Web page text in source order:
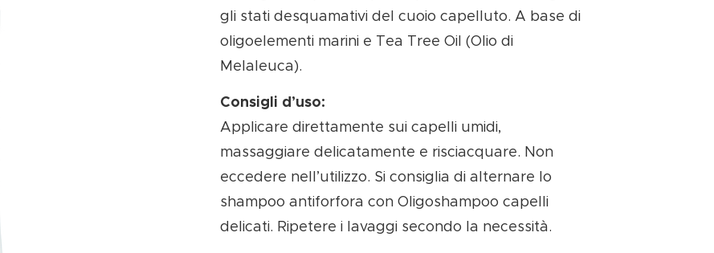
gli stati desquamativi del cuoio capelluto. A base di
oligoelementi marini e Tea Tree Oil (Olio di
Melaleuca).
Consigli d’uso:
Applicare direttamente sui capelli umidi,
massaggiare delicatamente e risciacquare. Non
eccedere nell’utilizzo. Si consiglia di alternare lo
shampoo antiforfora con Oligoshampoo capelli
delicati. Ripetere i lavaggi secondo la necessità.